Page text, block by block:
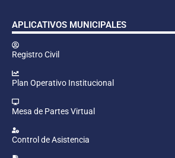
APLICATIVOS MUNICIPALES
Registro Civil
Plan Operativo Institucional
Mesa de Partes Virtual
Control de Asistencia